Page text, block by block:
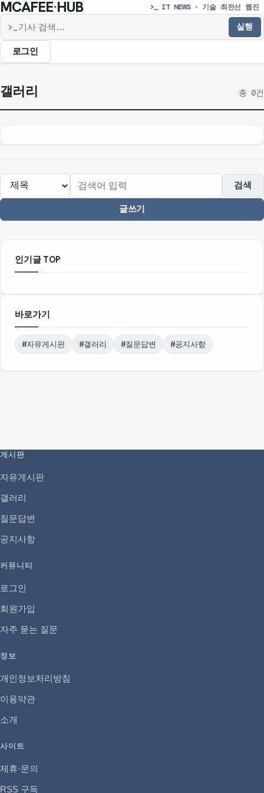
MCAFEE·HUB >_ IT NEWS · 기술 최전선 웹진
>_
기사 검색
실행
로그인
갤러리 총 0건
검색
글쓰기
인기글 TOP
바로가기
#자유게시판 #갤러리 #질문답변 #공지사항
게시판
자유게시판
갤러리
질문답변
공지사항
커뮤니티
로그인
회원가입
자주 묻는 질문
정보
개인정보처리방침
이용약관
소개
사이트
제휴·문의
RSS 구독